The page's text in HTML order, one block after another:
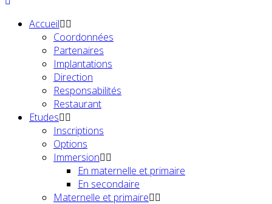
Accueil
Coordonnées
Partenaires
Implantations
Direction
Responsabilités
Restaurant
Etudes
Inscriptions
Options
Immersion
En maternelle et primaire
En secondaire
Maternelle et primaire